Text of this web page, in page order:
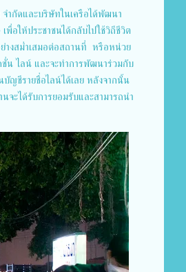
จำกัดและบริษัทในเครือได้พัฒนา
อให้ประชาชนได้กลับไปใช้วิถีชีวิต
ย่างสม่ำเสมอต่อสถานที่ หรือหน่วย
ชั่น ไลน์ และจะทำการพัฒนาร่วมกับ
ญชีรายชื่อไลน์ได้เลย หลังจากนั้น
จะได้รับการยอมรับและสามารถนำ